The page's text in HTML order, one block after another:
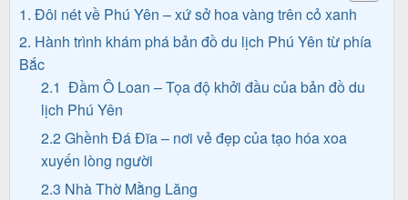
du
lịch
Về
1. Đôi nét về Phú Yên – xứ sở hoa vàng trên cỏ xanh
2. Hành trình khám phá bản đồ du lịch Phú Yên từ phía
Bắc
2.1 Đầm Ô Loan – Tọa độ khởi đầu của bản đồ du
lịch Phú Yên
2.2 Ghềnh Đá Đĩa – nơi vẻ đẹp của tạo hóa xoa
xuyến lòng người
2.3 Nhà Thờ Mằng Lăng